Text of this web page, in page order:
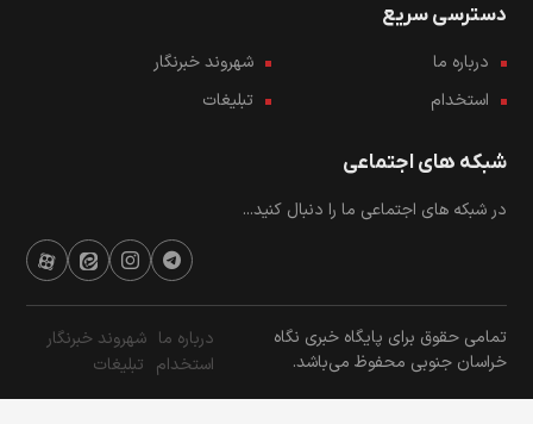
دسترسی سریع
درباره ما
شهروند خبرنگار
استخدام
تبلیغات
شبکه های اجتماعی
در شبکه های اجتماعی ما را دنبال کنید...
تمامی حقوق برای پایگاه خبری نگاه
خراسان جنوبی محفوظ می‌باشد.
درباره ما شهروند خبرنگار
استخدام تبلیغات